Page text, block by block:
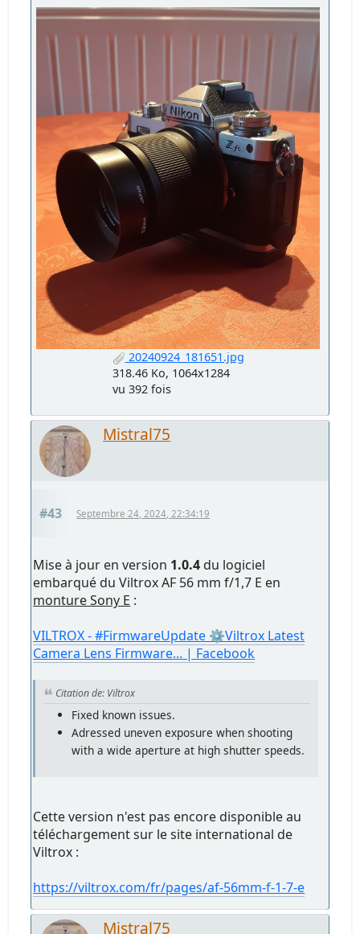
20240924_181651.jpg
318.46 Ko, 1064x1284
vu 392 fois
Mistral75
#43 Septembre 24, 2024, 22:34:19
Mise à jour en version 1.0.4 du logiciel
embarqué du Viltrox AF 56 mm f/1,7 E en
monture Sony E :
VILTROX - #FirmwareUpdate ⚙️Viltrox Latest
Camera Lens Firmware... | Facebook
Citation de: Viltrox
Fixed known issues.
Adressed uneven exposure when shooting
with a wide aperture at high shutter speeds.
Cette version n'est pas encore disponible au
téléchargement sur le site international de
Viltrox :
https://viltrox.com/fr/pages/af-56mm-f-1-7-e
Mistral75